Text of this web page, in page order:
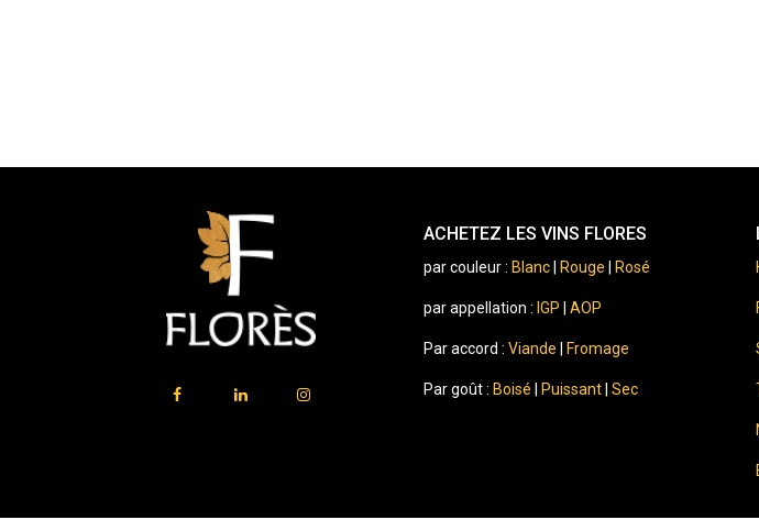
ACHETEZ LES VINS FLORES
par couleur : Blanc| Rouge Rosé
par appellation : IGP AOP
Par accord : Viande Fromage
Par goût : Boisé Puissant Sec